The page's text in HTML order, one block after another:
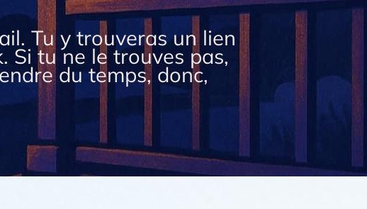
Tu y trouveras un lien
Si tu ne le trouves pas,
du temps, donc,